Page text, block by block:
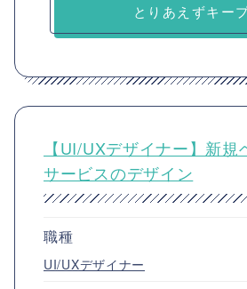
とりあえずキー
【UI/UXデザイナー】新規
サービスのデザイン
職種
UI/UXデザイナー